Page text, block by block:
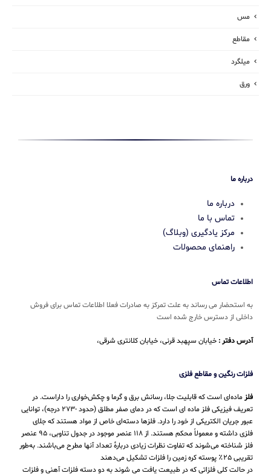
مس
مقاطع
میلگرد
ورق
درباره ما
درباره ما
تماس با ما
مرکز یادگیری (وبلاگ)
راهنمای محصولات
اطلاعات تماس
به استحضار می رساند به علت تمرکز به صادرات فعلا اطلاعات تماس برای فروش
داخلی از دسترس خارج شده است
آدرس دفتر : خیابان سپهبد قرنی، خیابان کلانتری شرقی،
فلزات رنگین و مقاطع فلزی
فلزماده‌ای است که قابلیت جلا، رسانش برق و گرما و چکش‌خواری را داراست. در
تعریف فیزیکی فلز ماده ای است که در دمای صفر مطلق (حدود -۲۷۳ درجه)، توانایی
عبور جریان الکتریکی از خود را دارد. فلزها دسته‌ای خاص از مواد هستند که جلای
فلزی داشته و معمولاً محکم هستند. از ۱۱۸ عنصر موجود در جدول تناوبی، ۹۵ عنصر
فلز شناخته می‌شوند که تفاوت نظرات زیادی دربارهٔ تعداد آنها مطرح می‌باشند. به‌طور
تقریبی ۲۵٪ پوسته کره زمین را فلزات تشکیل می‌دهند
در حالت کلی فلزاتی که در طبیعت یافت می شوند به دو دسته فلزات آهنی و فلزات